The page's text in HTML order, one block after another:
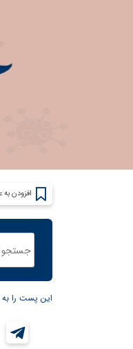
افزودن به
این پست را به